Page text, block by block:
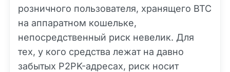
розничного пользователя, хранящего BTC
на аппаратном кошельке,
непосредственный риск невелик. Для
тех, у кого средства лежат на давно
забытых P2PK-адресах, риск носит